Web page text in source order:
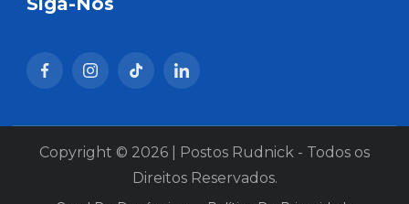
Copyright © 2026 | Postos Rudnick - Todos os
Direitos Reservados.